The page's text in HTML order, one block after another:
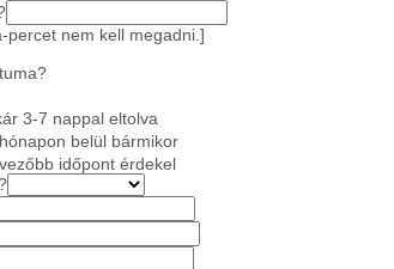
percet nem kell megadni.]
3-7 nappal eltolva
belül bármikor
időpont érdekel